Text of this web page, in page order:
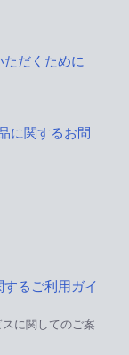
だくために
に関するお問
るご利用ガイ
に関してのご案